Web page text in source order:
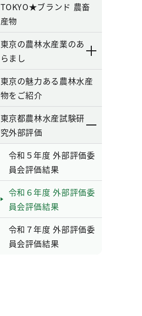
TOKYO★ブランド 農畜
産物
東京の農林水産業のあ
らまし
東京の魅力ある農林水産
物をご紹介
東京都農林水産試験研
究外部評価
令和５年度 外部評価委
員会評価結果
令和６年度 外部評価委
員会評価結果
令和７年度 外部評価委
員会評価結果